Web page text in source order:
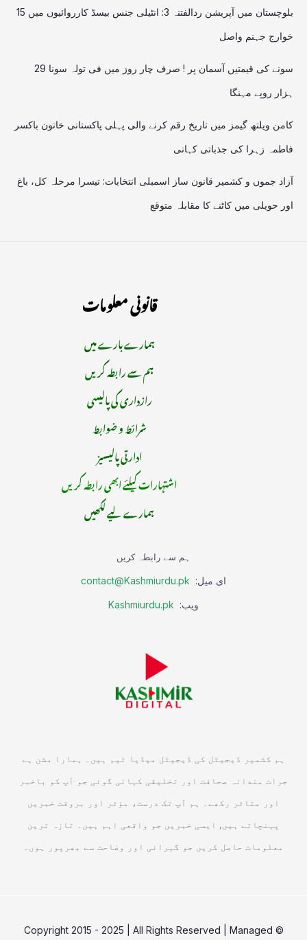
بلوچستان میں آپریشن ردالفتنہ 3: انٹیلی جنس بیسڈ کارروائیوں میں 15
خوارج جہنم واصل
سونے کی قیمتیں آسمان پر ! صرف چار روز میں فی تولہ سونا 29
ہزار روپے مہنگا
کامن ویلتھ گیمز میں تاریخ رقم کرنے والی پہلی پاکستانی خاتون باکسر
فاطمہ زہرا کی جذباتی کہانی
آزاد جموں و کشمیر قانون ساز اسمبلی انتخابات: تیسرا مرحلہ کل، باغ
اور حویلی میں کاٹنے کا مقابلہ متوقع
قانونی معلومات
ہمارے بارے میں
ہم سے رابطہ کریں
رازداری کی پالیسی
شرائط و ضوابط
ادارتی پالیسیز
اشتہارات کیلئے ابھی رابطہ کریں
ہمارے لیے لکھیں
ہم سے رابطہ کریں
ای میل: contact@Kashmiurdu.pk
ویب: Kashmiurdu.pk
ہم کشمیر ڈیجیٹل کی ڈیجیٹل میڈیا ٹیم ہیں۔ ہمارا مشن ہے
جرات مندانہ صحافت اور تخلیقی کہانی گوئی جو آپ کو باخبر
اور متاثر رکھے۔ ہم آپ تک درست، مؤثر اور بروقت خبریں
پہنچاتے ہیں, ایسی خبریں جو واقعی اہم ہیں۔ تازہ ترین
معلومات حاصل کریں جو گہرائی اور وضاحت سے بھرپور ہوں۔
© Copyright 2015 - 2025 | All Rights Reserved | Managed